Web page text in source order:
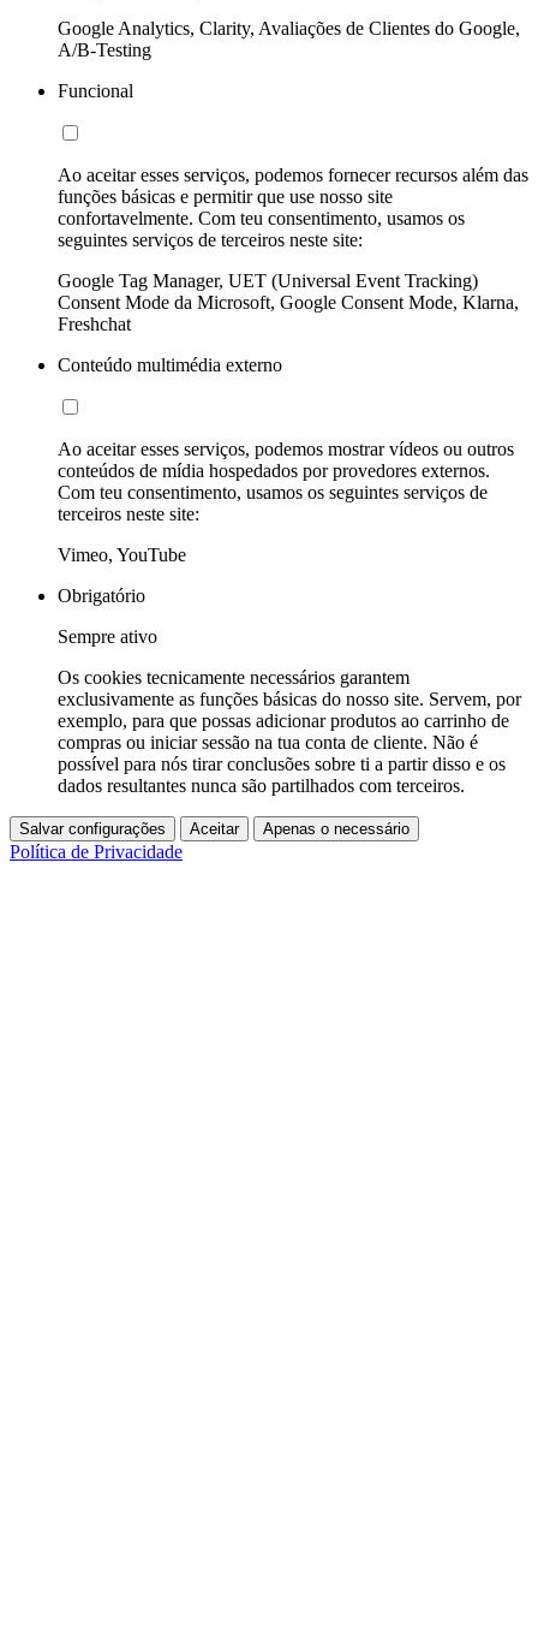
Google Analytics, Clarity, Avaliações de Clientes do Google,
A/B-Testing
Funcional
Ao aceitar esses serviços, podemos fornecer recursos além das
funções básicas e permitir que use nosso site
confortavelmente. Com teu consentimento, usamos os
seguintes serviços de terceiros neste site:
Google Tag Manager, UET (Universal Event Tracking)
Consent Mode da Microsoft, Google Consent Mode, Klarna,
Freshchat
Conteúdo multimédia externo
Ao aceitar esses serviços, podemos mostrar vídeos ou outros
conteúdos de mídia hospedados por provedores externos.
Com teu consentimento, usamos os seguintes serviços de
terceiros neste site:
Vimeo, YouTube
Obrigatório
Sempre ativo
Os cookies tecnicamente necessários garantem
exclusivamente as funções básicas do nosso site. Servem, por
exemplo, para que possas adicionar produtos ao carrinho de
compras ou iniciar sessão na tua conta de cliente. Não é
possível para nós tirar conclusões sobre ti a partir disso e os
dados resultantes nunca são partilhados com terceiros.
Salvar configurações Aceitar Apenas o necessário
Política de Privacidade